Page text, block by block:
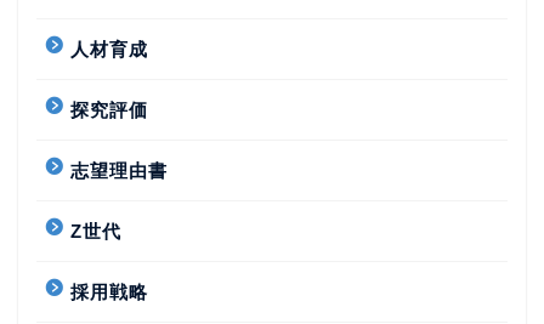
人材育成
探究評価
志望理由書
Z世代
採用戦略